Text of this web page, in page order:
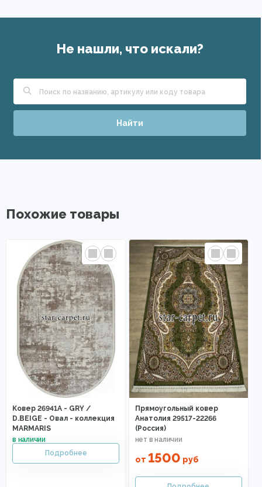
Не нашли, что искали?
Найти
Похожие товары
Ковер 26941A - GRY /
D.BEIGE - Овал - коллекция
MARMARIS
Прямоугольный ковер
Анатолия 29517-22266
(Россия)
от 1500 руб